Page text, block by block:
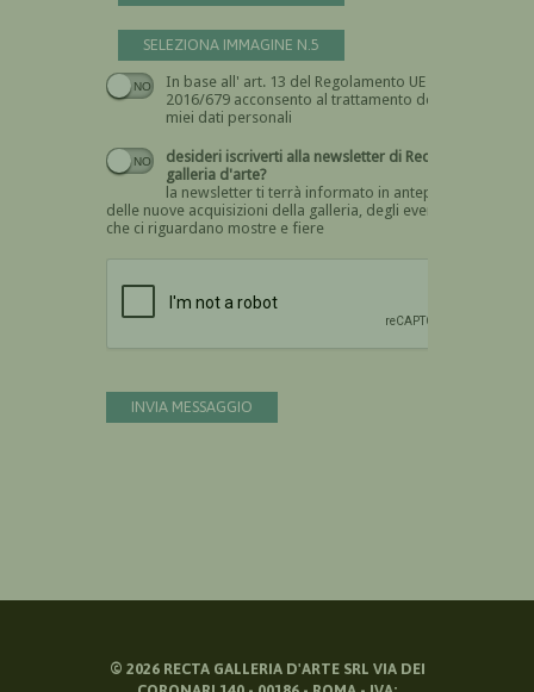
SELEZIONA IMMAGINE N.5
In base all' art. 13 del Regolamento UE n.
2016/679 acconsento al trattamento dei
miei dati personali
Devi dare il consenso
desideri iscriverti alla newsletter di Recta
galleria d'arte?
la newsletter ti terrà informato in anteprima
delle nuove acquisizioni della galleria, degli eventi
che ci riguardano mostre e fiere
INVIA MESSAGGIO
© 2026RECTA GALLERIA D'ARTE SRL VIA DEI